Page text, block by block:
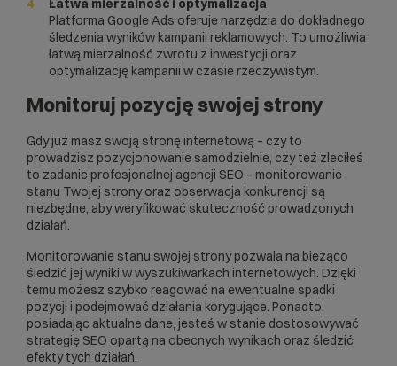
Łatwa mierzalność i optymalizacja
Platforma Google Ads oferuje narzędzia do dokładnego
śledzenia wyników kampanii reklamowych. To umożliwia
łatwą mierzalność zwrotu z inwestycji oraz
optymalizację kampanii w czasie rzeczywistym.
Monitoruj pozycję swojej strony
Gdy już masz swoją stronę internetową – czy to
prowadzisz pozycjonowanie samodzielnie, czy też zleciłeś
to zadanie profesjonalnej agencji SEO – monitorowanie
stanu Twojej strony oraz obserwacja konkurencji są
niezbędne, aby weryfikować skuteczność prowadzonych
działań.
Monitorowanie stanu swojej strony pozwala na bieżąco
śledzić jej wyniki w wyszukiwarkach internetowych. Dzięki
temu możesz szybko reagować na ewentualne spadki
pozycji i podejmować działania korygujące. Ponadto,
posiadając aktualne dane, jesteś w stanie dostosowywać
strategię SEO opartą na obecnych wynikach oraz śledzić
efekty tych działań.